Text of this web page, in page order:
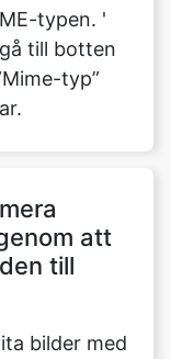
bilder med
17kb